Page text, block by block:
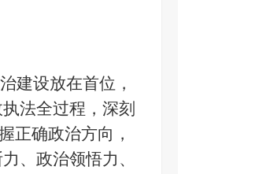
建设放在首位，
法全过程，深刻
正确政治方向，
、政治领悟力、